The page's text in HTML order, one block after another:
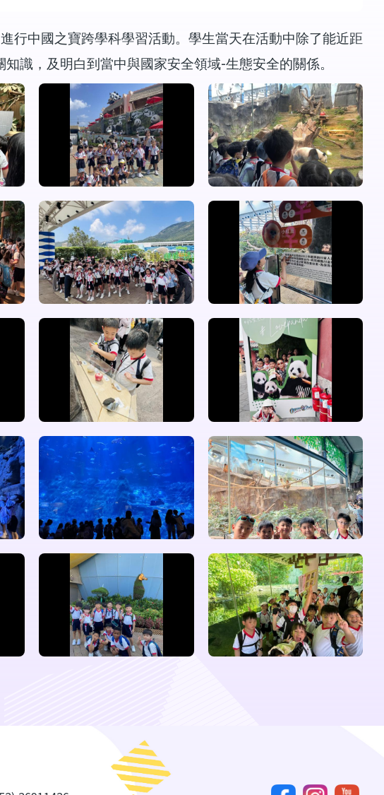
行中國之寶跨學科學習活動。學生當天在活動中除了能近距
識，及明白到當中與國家安全領域-生態安全的關係。